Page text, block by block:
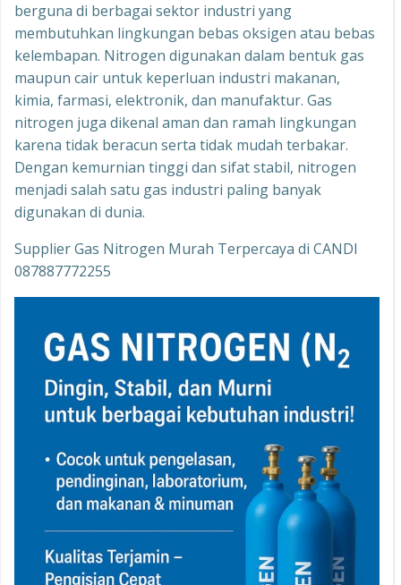
berguna di berbagai sektor industri yang
membutuhkan lingkungan bebas oksigen atau bebas
kelembapan. Nitrogen digunakan dalam bentuk gas
maupun cair untuk keperluan industri makanan,
kimia, farmasi, elektronik, dan manufaktur. Gas
nitrogen juga dikenal aman dan ramah lingkungan
karena tidak beracun serta tidak mudah terbakar.
Dengan kemurnian tinggi dan sifat stabil, nitrogen
menjadi salah satu gas industri paling banyak
digunakan di dunia.
Supplier Gas Nitrogen Murah Terpercaya di CANDI
087887772255